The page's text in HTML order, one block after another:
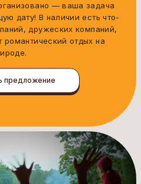
— ваша задача
дату! В наличии есть что-
дружеских компаний,
романтический отдых на
предложение